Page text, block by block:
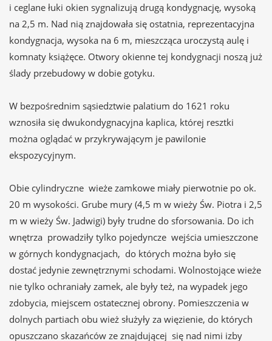
i ceglane łuki okien sygnalizują drugą kondygnację, wysoką
na 2,5 m. Nad nią znajdowała się ostatnia, reprezentacyjna
kondygnacja, wysoka na 6 m, mieszcząca uroczystą aulę i
komnaty książęce. Otwory okienne tej kondygnacji noszą już
ślady przebudowy w dobie gotyku.
W bezpośrednim sąsiedztwie palatium do 1621 roku
wznosiła się dwukondygnacyjna kaplica, której resztki
można oglądać w przykrywającym je pawilonie
ekspozycyjnym.
Obie cylindryczne wieże zamkowe miały pierwotnie po ok.
20 m wysokości. Grube mury (4,5 m w wieży Św. Piotra i 2,5
m w wieży Św. Jadwigi) były trudne do sforsowania. Do ich
wnętrza prowadziły tylko pojedyncze wejścia umieszczone
w górnych kondygnacjach, do których można było się
dostać jedynie zewnętrznymi schodami. Wolnostojące wieże
nie tylko ochraniały zamek, ale były też, na wypadek jego
zdobycia, miejscem ostatecznej obrony. Pomieszczenia w
dolnych partiach obu wież służyły za więzienie, do których
opuszczano skazańców ze znajdującej się nad nimi izby